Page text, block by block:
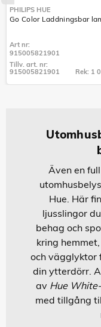
PHILIPS HUE
Go Color Laddningsbar
Art nr:
915005821901
915005821901
Tillv. art. nr:
915005821901
Rek: 1
Även en
Hue. Här
ljusslingor
behag och
kring
och vägglyktor
din ytterdörr.
av Hue White-
med tillgång